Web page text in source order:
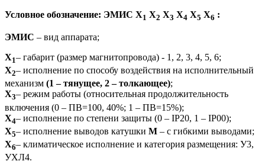
Условное обозначение: ЭМИС Х1 Х2 Х3 Х4 Х5 Х6 :
ЭМИС – вид аппарата;
Х1– габарит (размер магнитопровода) - 1, 2, 3, 4, 5, 6;
Х2– исполнение по способу воздействия на исполнительный
механизм (1 – тянущее, 2 – толкающее);
Х3– режим работы (относительная продолжительность
включения (0 – ПВ=100, 40%; 1 – ПВ=15%);
Х4– исполнение по степени защиты (0 – IP20, 1 – IP00);
Х5– исполнение выводов катушки М – с гибкими выводами;
Х6– климатическое исполнение и категория размещения: У3,
УХЛ4.